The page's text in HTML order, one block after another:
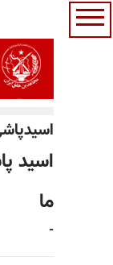
اسید
ما
-